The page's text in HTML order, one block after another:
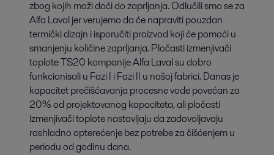
zbog kojih moži doći do zaprljanja. Odlučili smo se za
Alfa Laval jer verujemo da će napraviti pouzdan
termički dizajn i isporučiti proizvod koji će pomoći u
smanjenju količine zaprljanja. Pločasti izmenjivači
toplote TS20 kompanije Alfa Laval su dobro
funkcionisali u Fazi I i Fazi II u našoj fabrici. Danas je
kapacitet prečišćavanja procesne vode povećan za
20% od projektovanog kapaciteta, ali pločasti
izmenjivači toplote nastavljaju da zadovoljavaju
rashladno opterećenje bez potrebe za čišćenjem u
periodu od godinu dana.